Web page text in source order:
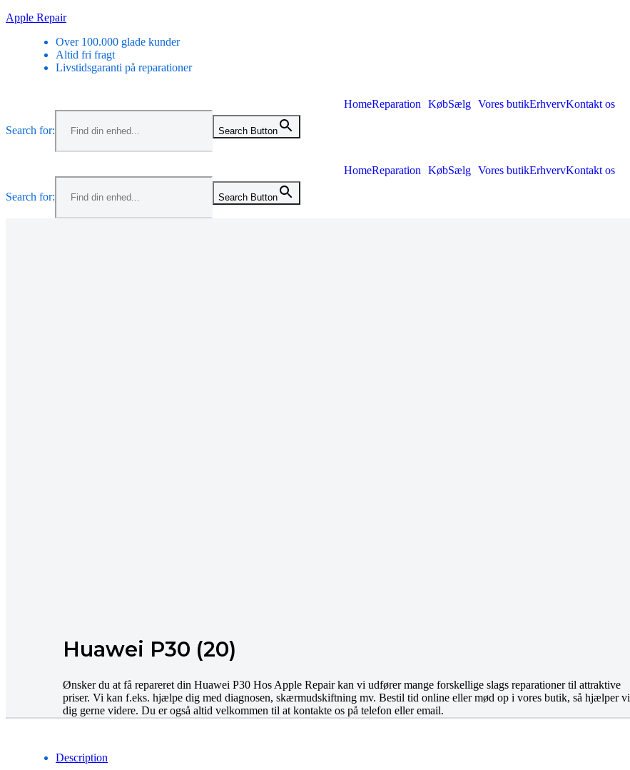
Skip
Apple Repair
Over 100.000 glade kunder
Altid fri fragt
Livstidsgaranti på reparationer
HomeReparation KøbSælg Vores butikErhvervKontakt os
Search for: Search Button
HomeReparation KøbSælg Vores butikErhvervKontakt os
Search for: Search Button
Huawei P30 (20)
Ønsker du at få repareret din Huawei P30 Hos Apple Repair kan vi udfører mange forskellige slags reparationer til attraktive
priser. Vi kan f.eks. hjælpe dig med diagnosen, skærmudskiftning mv. Bestil tid online eller mød op i vores butik, så hjælper vi
dig gerne videre. Du er også altid velkommen til at kontakte os på telefon eller email.
Description